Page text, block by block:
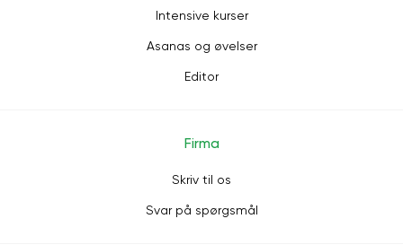
Intensive kurser
Asanas og øvelser
Editor
Firma
Skriv til os
Svar på spørgsmål